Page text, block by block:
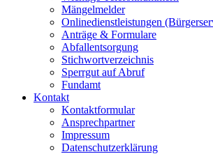
Mängelmelder
Onlinedienstleistungen
Anträge & Formulare
Abfallentsorgung
Stichwortverzeichnis
Sperrgut auf Abruf
Fundamt
Kontakt
Kontaktformular
Ansprechpartner
Impressum
Datenschutzerklärung